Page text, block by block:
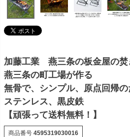
加藤工業 燕三条の板金屋の
燕三条の町工場が作る
無骨で、シンプル、原点回帰
ステンレス、黒皮鉄
【頑張って送料無料！】
商品番号 4595319030016